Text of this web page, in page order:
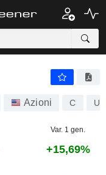
Azioni C
Var. 1 gen.
+15,69%